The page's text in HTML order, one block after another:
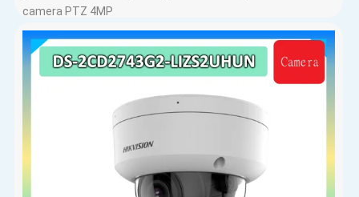
camera PTZ 4MP